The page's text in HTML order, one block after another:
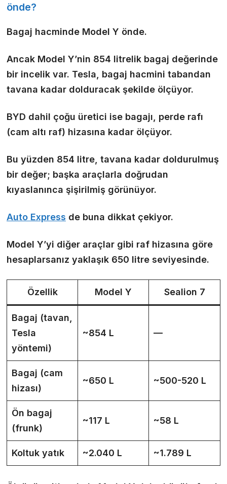
önde?
Bagaj hacminde Model Y önde.
Ancak Model Y’nin 854 litrelik bagaj değerinde
bir incelik var. Tesla, bagaj hacmini tabandan
tavana kadar dolduracak şekilde ölçüyor.
BYD dahil çoğu üretici ise bagajı, perde rafı
(cam altı raf) hizasına kadar ölçüyor.
Bu yüzden 854 litre, tavana kadar doldurulmuş
bir değer; başka araçlarla doğrudan
kıyaslanınca şişirilmiş görünüyor.
Auto Express de buna dikkat çekiyor.
Model Y’yi diğer araçlar gibi raf hizasına göre
hesaplarsanız yaklaşık 650 litre seviyesinde.
Özellik Model Y Sealion 7
Bagaj (tavan,
Tesla
yöntemi)
~854 L —
Bagaj (cam
hizası)
~650 L ~500-520 L
Ön bagaj
(frunk)
~117 L ~58 L
Koltuk yatık ~2.040 L ~1.789 L